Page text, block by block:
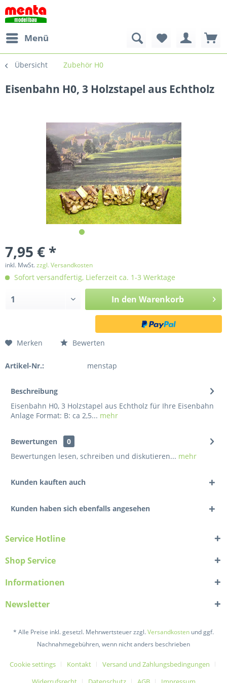
Menü
Übersicht Zubehör H0
Eisenbahn H0, 3 Holzstapel aus Echtholz
7,95 € *
inkl. MwSt.zzgl. Versandkosten
Sofort versandfertig, Lieferzeit ca. 1-3 Werktage
In den Warenkorb
Merken Bewerten
Artikel-Nr.: menstap
Beschreibung
Eisenbahn H0, 3 Holzstapel aus Echtholz für Ihre Eisenbahn
Anlage Format: B: ca 2,5... mehr
Bewertungen
0
Bewertungen lesen, schreiben und diskutieren... mehr
Kunden kauften auch
Kunden haben sich ebenfalls angesehen
Service Hotline
Shop Service
Informationen
Newsletter
* Alle Preise inkl. gesetzl. Mehrwertsteuer zzgl.Versandkosten und ggf.
Nachnahmegebühren, wenn nicht anders beschrieben
Cookie settings Kontakt
Versand und Zahlungsbedingungen